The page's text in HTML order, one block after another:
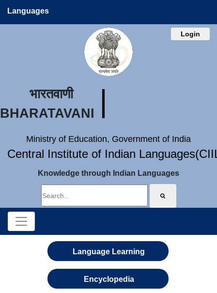
Languages
Login
भारतवाणी
BHARATAVANI
Ministry of Education, Government of India
Central Institute of Indian
Knowledge through Indian Languages
Language Learning
Encyclopedia